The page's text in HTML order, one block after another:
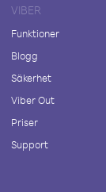
VIBER
Funktioner
Blogg
Säkerhet
Viber Out
Priser
Support